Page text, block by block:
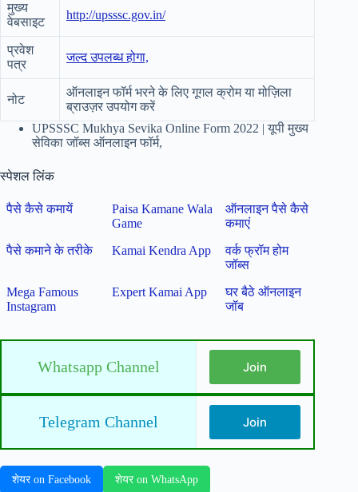
मुख्य
वेबसाइट
http://upsssc.gov.in/
प्रवेश
पत्र
जल्द उपलब्ध होगा,
नोट
ऑनलाइन फॉर्म भरने के लिए गूगल क्रोम या मोज़िला
ब्राउज़र उपयोग करें
UPSSSC Mukhya Sevika Online Form 2022 | यूपी मुख्य
सेविका जॉब्स ऑनलाइन फॉर्म,
स्पेशल लिंक
पैसे कैसे कमायें
Paisa Kamane Wala
Game
ऑनलाइन पैसे कैसे
कमाएं
पैसे कमाने के तरीके
Kamai Kendra App
वर्क फ्रॉम होम
जॉब्स
Mega Famous
Instagram
Expert Kamai App
घर बैठे ऑनलाइन
जॉब
Whatsapp Channel Join
Telegram Channel Join
शेयर on Facebook शेयर on WhatsApp